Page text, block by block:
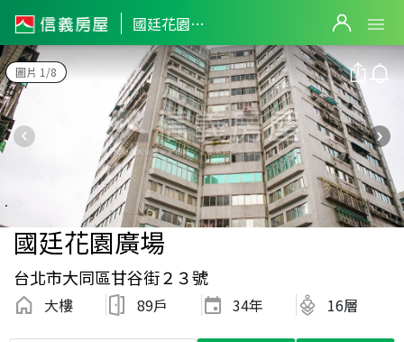
國廷花園廣場
圖片 1/8
國廷花園廣場
台北市大同區甘谷街２３號
大樓 89戶 34年 16層